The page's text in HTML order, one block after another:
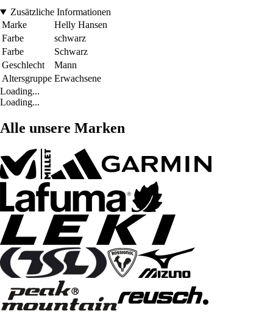
Zusätzliche Informationen
Marke
Helly Hansen
Farbe
schwarz
Farbe
Schwarz
Geschlecht
Mann
Altersgruppe Erwachsene
Loading...
Loading...
Alle unsere Marken